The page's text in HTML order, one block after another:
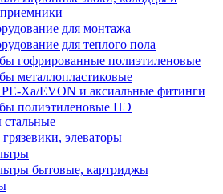
для монтажа
для теплого пола
гофрированные полиэтиленовые
металлопластиковые
PE-Xa/EVON и аксиальные фитинги
полиэтиленовые ПЭ
элеваторы
бытовые, картриджы